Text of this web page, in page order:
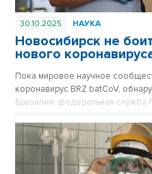
30.10.2025 НАУКА
Новосибирск не
нового
Пока мировое научное
коронавирус BRZ batCoV,
Бразилии, федеральная служба
оперативном контроле.